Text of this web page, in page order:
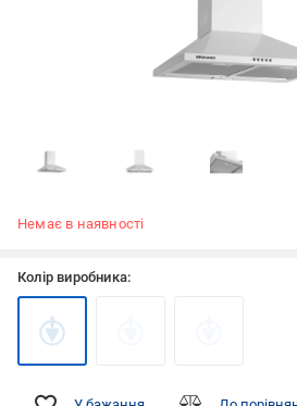
Немає в наявності
Колір виробника: